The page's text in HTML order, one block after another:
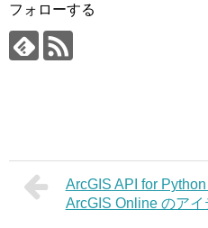
フォローする
ArcGIS API for
ArcGIS Online のア